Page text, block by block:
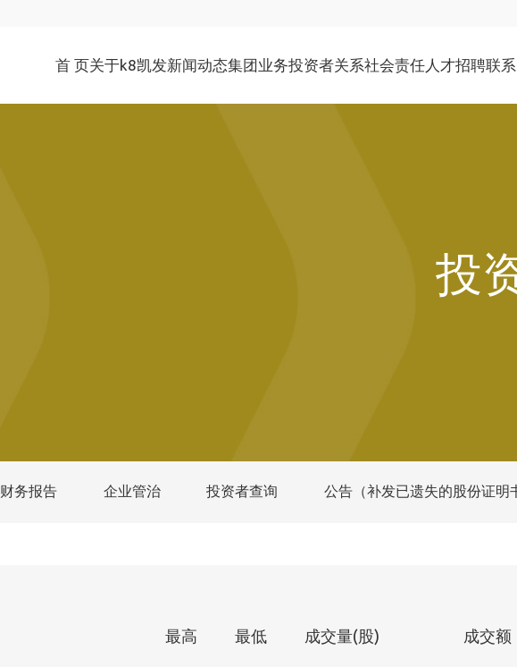
首 页关于k8凯发新闻动态集团业务投资者关系社会责任 人才招聘联
投
财务报告 企业管治 投资者查询 公告（补发已遗失的股份证明
最高 最低 成交量(股) 成交额